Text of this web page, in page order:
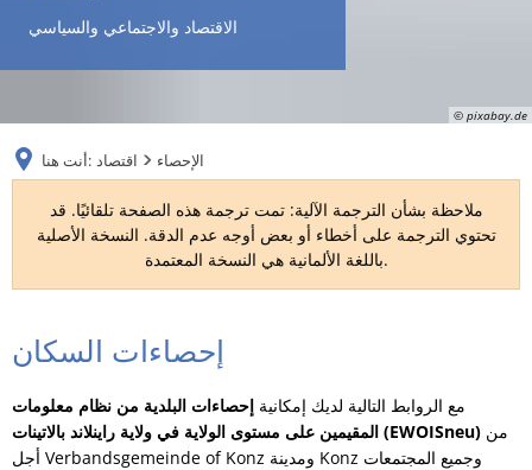
© pixabay.de
الاقتصاد والاجتماعي والسياسي
أنت هنا: اقتصاد الإحصاء
ملاحظة بشأن الترجمة الآلية: تمت ترجمة هذه الصفحة تلقائيًا. قد
تحتوي الترجمة على أخطاء أو بعض أوجه عدم الدقة. النسخة الأصلية
باللغة الألمانية هي النسخة المعتمدة.
الإحصاء
إحصاءات السكان
مع الروابط التالية لديك إمكانية إحصاءات البلدية من نظام معلومات
المقيمين على مستوى الولاية في ولاية راينلاند بالاتينات (EWOISneu)
أجل Verbandsgemeinde of Konz ومدينة Konz وجميع المجتمعات